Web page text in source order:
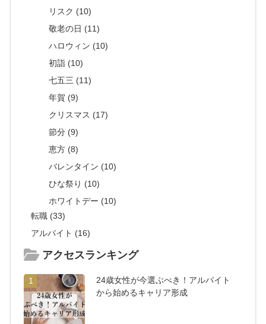
リスク (10)
敬老の日 (11)
ハロウィン (10)
初詣 (10)
七五三 (11)
年賀 (9)
クリスマス (17)
節分 (9)
恵方 (8)
バレンタイン (10)
ひな祭り (10)
ホワイトデー (10)
転職 (33)
アルバイト (16)
アクセスランキング
1
24歳女性が今選ぶべき！アルバイト
から始めるキャリア形成